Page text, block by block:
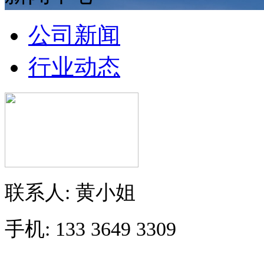
公司新闻
行业动态
联系人: 黄小姐
手机: 133 3649 3309